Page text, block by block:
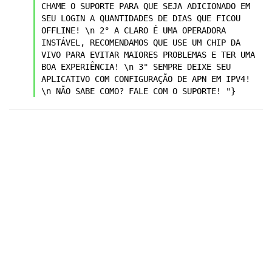
CHAME O SUPORTE PARA QUE SEJA ADICIONADO EM
SEU LOGIN A QUANTIDADES DE DIAS QUE FICOU
OFFLINE! \n 2° A CLARO É UMA OPERADORA
INSTÁVEL, RECOMENDAMOS QUE USE UM CHIP DA
VIVO PARA EVITAR MAIORES PROBLEMAS E TER UMA
BOA EXPERIÊNCIA! \n 3° SEMPRE DEIXE SEU
APLICATIVO COM CONFIGURAÇÃO DE APN EM IPV4!
\n NÃO SABE COMO? FALE COM O SUPORTE! "}